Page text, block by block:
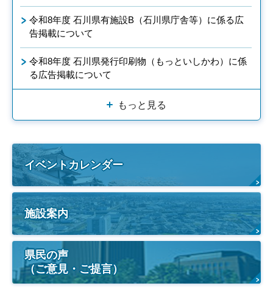
令和8年度 石川県有施設B（石川県庁舎等）に係る広
告掲載について
令和8年度 石川県発行印刷物（もっといしかわ）に係
る広告掲載について
もっと見る
イベントカレンダー
施設案内
県民の声
（ご意見・ご提言）